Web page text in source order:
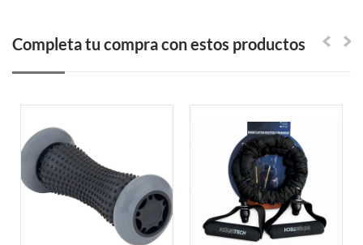
Completa tu compra con estos productos